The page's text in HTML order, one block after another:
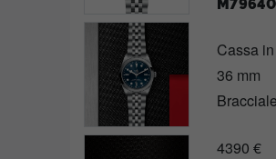
Cassa
36 mm
4390 €